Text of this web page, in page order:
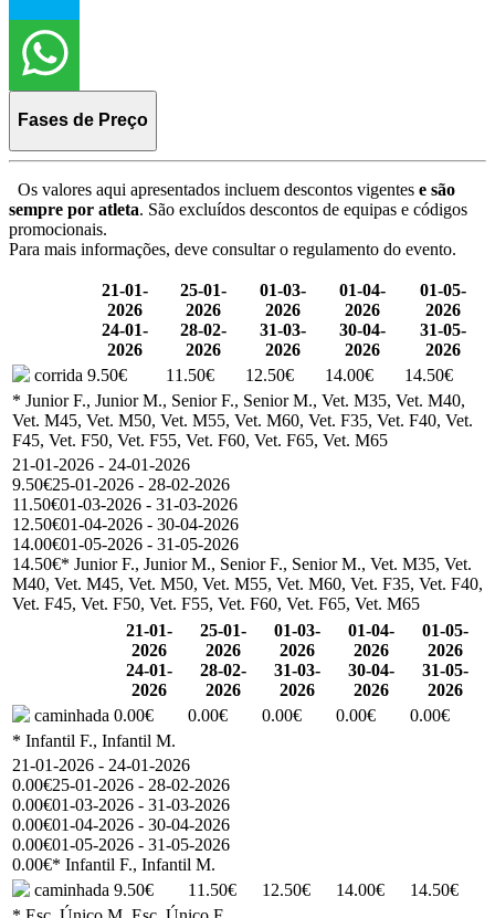
Fases de Preço
Os valores aqui apresentados incluem descontos vigentes e são
sempre por atleta. São excluídos descontos de equipas e códigos
promocionais.
Para mais informações, deve consultar o regulamento do evento.
21-01-
2026
24-01-
2026
25-01-
2026
28-02-
2026
01-03-
2026
31-03-
2026
01-04-
2026
30-04-
2026
01-05-
2026
31-05-
2026
corrida 9.50€ 11.50€ 12.50€ 14.00€
14.50€
* Junior F., Junior M., Senior F., Senior M., Vet. M35, Vet. M40,
Vet. M45, Vet. M50, Vet. M55, Vet. M60, Vet. F35, Vet. F40, Vet.
F45, Vet. F50, Vet. F55, Vet. F60, Vet. F65, Vet. M65
21-01-2026 - 24-01-2026
9.50€25-01-2026 - 28-02-2026
11.50€01-03-2026 - 31-03-2026
12.50€01-04-2026 - 30-04-2026
14.00€01-05-2026 - 31-05-2026
14.50€* Junior F., Junior M., Senior F., Senior M., Vet. M35, Vet.
M40, Vet. M45, Vet. M50, Vet. M55, Vet. M60, Vet. F35, Vet. F40,
Vet. F45, Vet. F50, Vet. F55, Vet. F60, Vet. F65, Vet. M65
21-01-
2026
24-01-
2026
25-01-
2026
28-02-
2026
01-03-
2026
31-03-
2026
01-04-
2026
30-04-
2026
01-05-
2026
31-05-
2026
caminhada 0.00€ 0.00€ 0.00€ 0.00€
0.00€
* Infantil F., Infantil M.
21-01-2026 - 24-01-2026
0.00€25-01-2026 - 28-02-2026
0.00€01-03-2026 - 31-03-2026
0.00€01-04-2026 - 30-04-2026
0.00€01-05-2026 - 31-05-2026
0.00€* Infantil F., Infantil M.
caminhada 9.50€ 11.50€ 12.50€ 14.00€
14.50€